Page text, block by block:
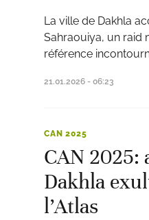
La ville de Dakhla
Sahraouiya, un raid
référence
21.01.2026 - 06:23
CAN 2025
CAN 2025:
Dakhla
l’Atlas